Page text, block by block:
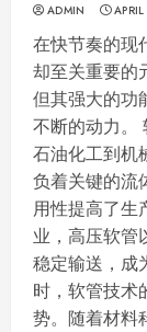
ADMIN
在快节奏的现
却至关重要的
但其强大的功
不断的动力。
石油化工到机
负着关键的流
用性提高了生
业，高压软管
稳定输送，成
时，软管技术
势。随着材料